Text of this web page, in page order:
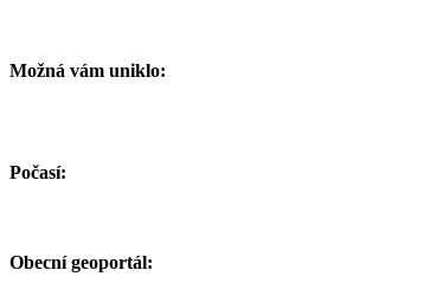
Možná vám uniklo:
Počasí:
Obecní geoportál: